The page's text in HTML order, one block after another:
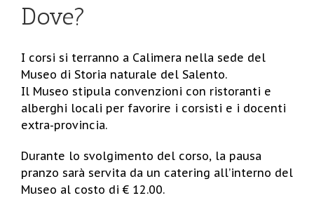
Dove?
I corsi si terranno a Calimera nella sede del
Museo di Storia naturale del Salento.
Il Museo stipula convenzioni con ristoranti e
alberghi locali per favorire i corsisti e i docenti
extra-provincia.
Durante lo svolgimento del corso, la pausa
pranzo sarà servita da un catering all’interno del
Museo al costo di € 12.00.